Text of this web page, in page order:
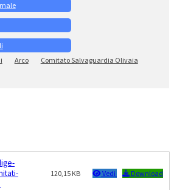
Arco
Comitato Salvaguardia Olivaia
120,15 KB Vedi Download